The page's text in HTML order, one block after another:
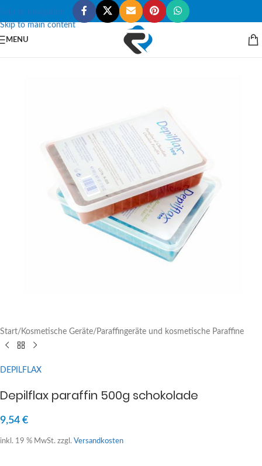
Skip to navigation
Skip to main content
MENU
Start/ Kosmetische Geräte/ Paraffingeräte und kosmetische Paraffine
DEPILFLAX
Depilflax paraffin 500g schokolade
9,54 €
inkl. 19 % MwSt. zzgl. Versandkosten